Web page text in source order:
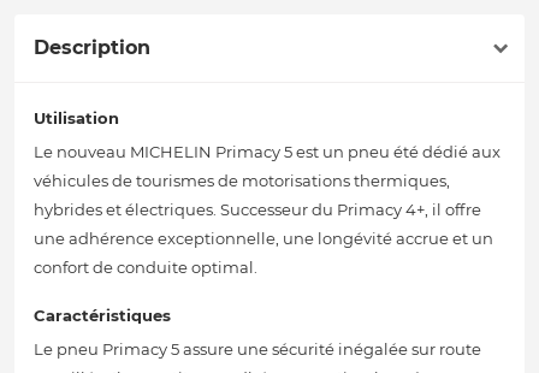
Description
Utilisation
Le nouveau MICHELIN Primacy 5 est un pneu été dédié aux
véhicules de tourismes de motorisations thermiques,
hybrides et électriques. Successeur du Primacy 4+, il offre
une adhérence exceptionnelle, une longévité accrue et un
confort de conduite optimal.
Caractéristiques
Le pneu Primacy 5 assure une sécurité inégalée sur route